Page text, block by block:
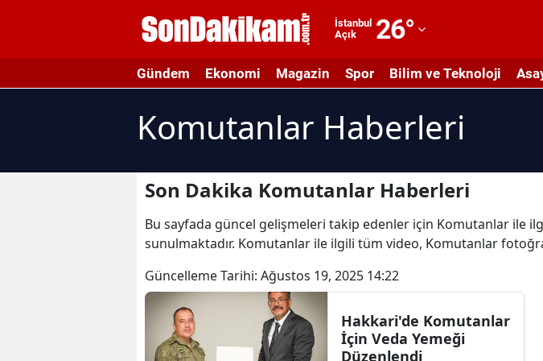
İstanbul
Açık
26°
Adıyaman
Afyonkarahisar
Amasya
Antalya
Artvin
Aydın
Balıkesir
Gündem Ekonomi Magazin Spor Bilim ve Teknoloji
Komutanlar Haberleri
Son Dakika Komutanlar Haberleri
Bu sayfada güncel gelişmeleri takip edenler için Komutanlar ile
sunulmaktadır. Komutanlar ile ilgili tüm video, Komutanlar
Güncelleme Tarihi: Ağustos 19, 2025 14:22
Hakkari'de Komutanlar
İçin Veda Yemeği
Düzenlendi